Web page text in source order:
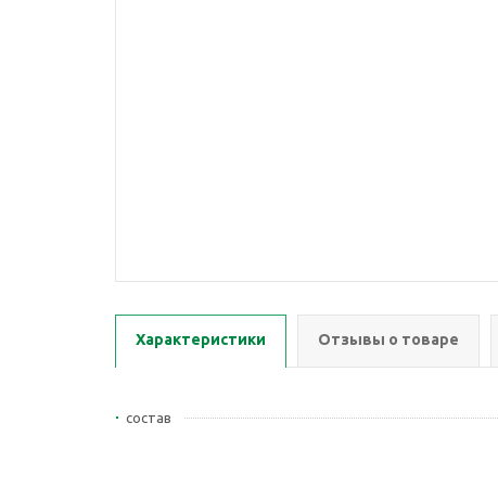
Характеристики Отзывы о товаре
состав